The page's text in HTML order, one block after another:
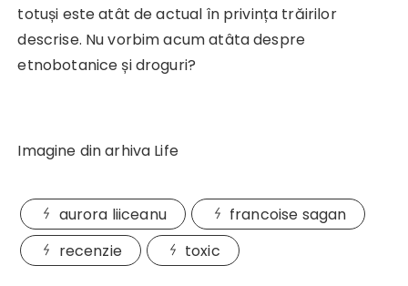
totuși este atât de actual în privința trăirilor
descrise. Nu vorbim acum atâta despre
etnobotanice și droguri?
Imagine din arhiva Life
aurora liiceanu
francoise sagan
recenzie
toxic